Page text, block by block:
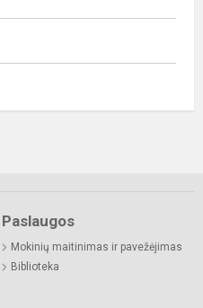
Paslaugos
Mokinių maitinimas ir pavežėjimas
Biblioteka